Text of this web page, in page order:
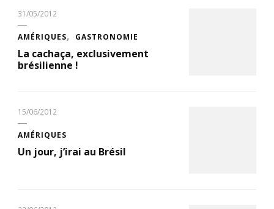
31/05/2012
AMÉRIQUES GASTRONOMIE
La cachaça, exclusivement
brésilienne !
15/06/2012
AMÉRIQUES
Un jour, j’irai au Brésil